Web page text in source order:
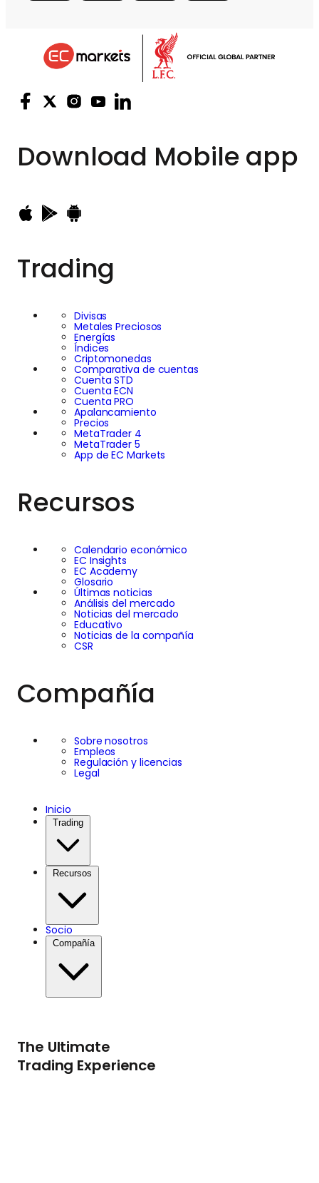
Download Mobile app
Trading
Divisas
Metales Preciosos
Energías
Índices
Criptomonedas
Comparativa de cuentas
Cuenta STD
Cuenta ECN
Cuenta PRO
Apalancamiento
Precios
MetaTrader 4
MetaTrader 5
App de EC Markets
Recursos
Calendario económico
EC Insights
EC Academy
Glosario
Últimas noticias
Análisis del mercado
Noticias del mercado
Educativo
Noticias de la compañía
CSR
Compañía
Sobre nosotros
Empleos
Regulación y licencias
Legal
Inicio
Trading
Recursos
Socio
Compañía
The Ultimate
Trading Experience